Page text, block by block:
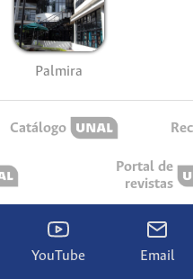
Palmira
Catálogo
Portal de
revistas
YouTube Email